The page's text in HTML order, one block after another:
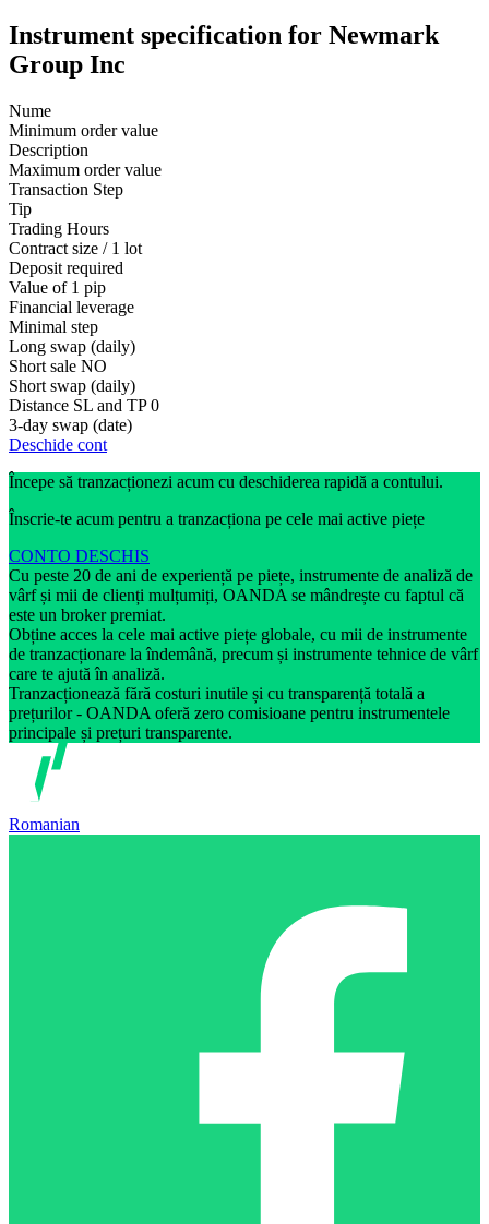
Instrument specification for Newmark
Group Inc
Nume
Minimum order value
Description
Maximum order value
Transaction Step
Tip
Trading Hours
Contract size / 1 lot
Deposit required
Value of 1 pip
Financial leverage
Minimal step
Long swap (daily)
Short sale NO
Short swap (daily)
Distance SL and TP 0
3-day swap (date)
Deschide cont
Începe să tranzacționezi acum cu deschiderea rapidă a contului.
Înscrie-te acum pentru a tranzacționa pe cele mai active piețe
CONTO DESCHIS
Cu peste 20 de ani de experiență pe piețe, instrumente de analiză de
vârf și mii de clienți mulțumiți, OANDA se mândrește cu faptul că
este un broker premiat.
Obține acces la cele mai active piețe globale, cu mii de instrumente
de tranzacționare la îndemână, precum și instrumente tehnice de vârf
care te ajută în analiză.
Tranzacționează fără costuri inutile și cu transparență totală a
prețurilor - OANDA oferă zero comisioane pentru instrumentele
principale și prețuri transparente.
Romanian